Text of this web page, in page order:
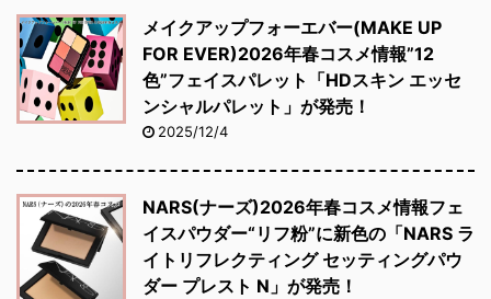
メイクアップフォーエバー(MAKE UP
FOR EVER)2026年春コスメ情報”12
色”フェイスパレット「HDスキン エッセ
ンシャルパレット」が発売！
2025/12/4
NARS(ナーズ)2026年春コスメ情報フェ
イスパウダー“リフ粉”に新色の「NARS ラ
イトリフレクティング セッティングパウ
ダー プレスト N」が発売！